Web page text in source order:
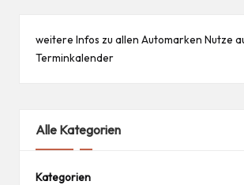
weitere Infos zu allen Automarken Nutze
Terminkalender
Alle Kategorien
Kategorien